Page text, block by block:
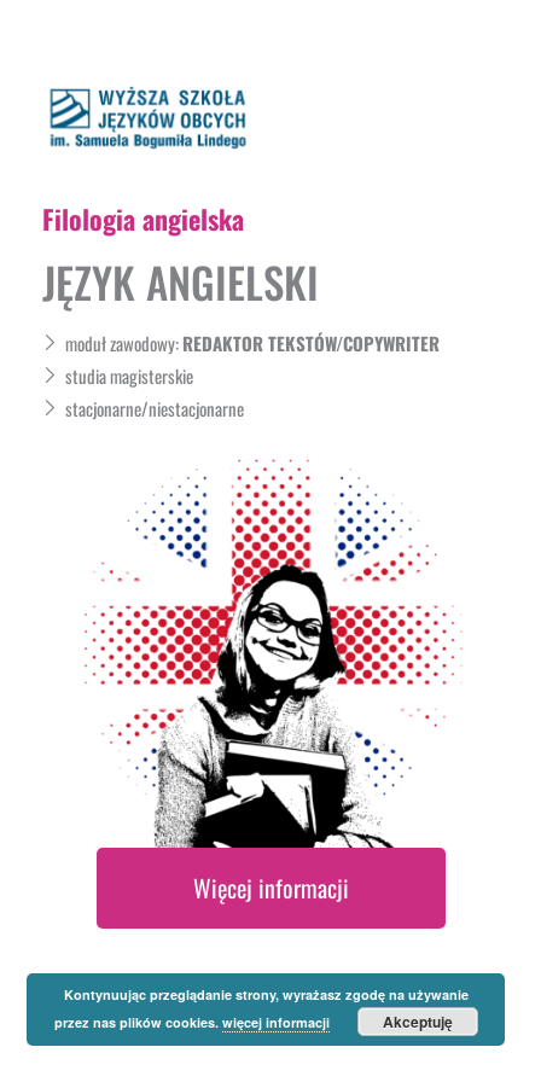
Filologia angielska
JĘZYK ANGIELSKI
moduł zawodowy:REDAKTOR TEKSTÓW/COPYWRITER
studia magisterskie
stacjonarne/niestacjonarne
Więcej informacji
Kontynuując przeglądanie strony, wyrażasz zgodę na używanie
przez nas plików cookies. więcej informacji Akceptuję